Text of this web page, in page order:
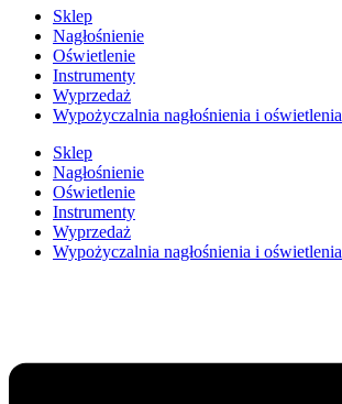
Sklep
Nagłośnienie
Oświetlenie
Instrumenty
Wyprzedaż
Wypożyczalnia nagłośnienia i oświetlenia
Sklep
Nagłośnienie
Oświetlenie
Instrumenty
Wyprzedaż
Wypożyczalnia nagłośnienia i oświetlenia